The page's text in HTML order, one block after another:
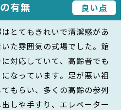
有無 良い点
とてもきれいで清潔感があ
た雰囲気の式場でした。館
対応していて、高齢者でも
なっています。足が悪い祖
もらい、多くの高齢の参列
しや手すり、エレベーター